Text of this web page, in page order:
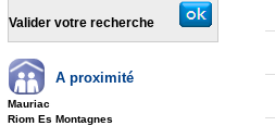
Valider votre recherche
A proximité
Mauriac
Riom Es Montagnes